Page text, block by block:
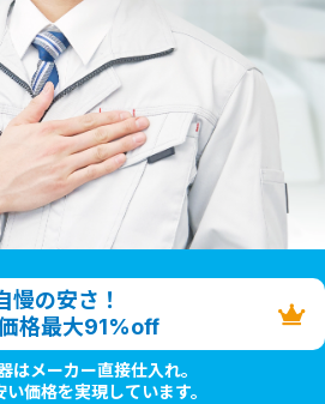
慢の安さ！
格最大91%off
はメーカー直接仕入れ。
価格を実現しています。